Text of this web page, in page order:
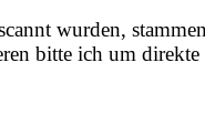
wurden,
bitte ich um direkte